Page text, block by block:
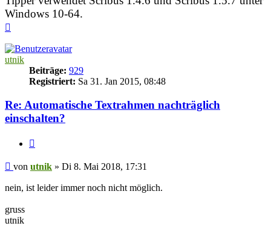
Windows 10-64.
utnik
Beiträge: 929
Registriert: Sa 31. Jan 2015, 08:48
Re: Automatische Textrahmen nachträglich
einschalten?
Beitrag
von utnik » Di 8. Mai 2018, 17:31
nein, ist leider immer noch nicht möglich.
gruss
utnik